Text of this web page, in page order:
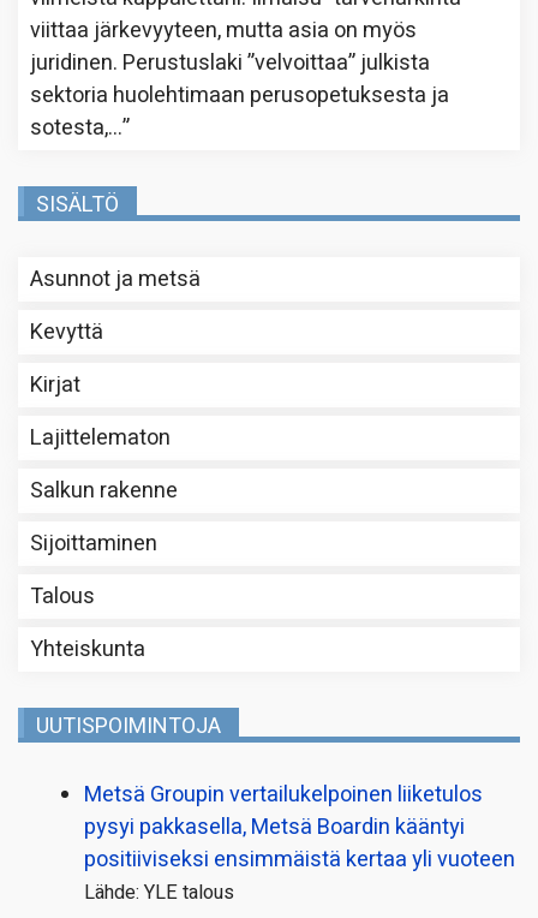
viittaa järkevyyteen, mutta asia on myös
juridinen. Perustuslaki ”velvoittaa” julkista
sektoria huolehtimaan perusopetuksesta ja
sotesta,…”
SISÄLTÖ
Asunnot ja metsä
Kevyttä
Kirjat
Lajittelematon
Salkun rakenne
Sijoittaminen
Talous
Yhteiskunta
UUTISPOIMINTOJA
Metsä Groupin vertailu­kelpoinen liiketulos
pysyi pakkasella, Metsä Boardin kääntyi
positiiviseksi ensimmäistä kertaa yli vuoteen
Lähde: YLE talous